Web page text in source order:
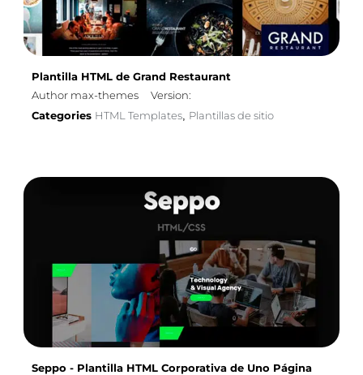
Plantilla HTML de Grand Restaurant
Author max-themes
Version:
Categories HTML Templates Plantillas de sitio
Seppo - Plantilla HTML Corporativa de Uno Página